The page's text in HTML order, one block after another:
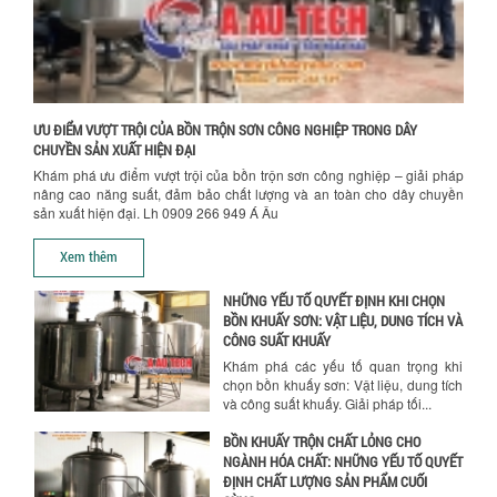
Chính sách bảo hành
ƯU ĐIỂM VƯỢT TRỘI CỦA BỒN TRỘN SƠN CÔNG NGHIỆP TRONG DÂY
CHUYỀN SẢN XUẤT HIỆN ĐẠI
Khám phá ưu điểm vượt trội của bồn trộn sơn công nghiệp – giải pháp
nâng cao năng suất, đảm bảo chất lượng và an toàn cho dây chuyền
sản xuất hiện đại. Lh 0909 266 949 Á Âu
Xem thêm
SƠN CÔNG NGHIỆP HIỆN ĐẠI
Khám phá cách máy trộn sơn công
nghiệp giúp doanh nghiệp tiết kiệm
nguyên liệu, nhân công và chi phí vận
hành. Giải...
NHỮNG TIÊU CHÍ QUAN TRỌNG KHI LỰA
NHÀ MÁY
Khám phá những tiêu chí quan trọng
giúp doanh nghiệp lựa chọn máy khuấy
NHỮNG YẾU TỐ QUYẾT ĐỊNH KHI CHỌN
BỒN KHUẤY SƠN: VẬT LIỆU, DUNG TÍCH VÀ
CÔNG SUẤT KHUẤY
Khám phá các yếu tố quan trọng khi
chọn bồn khuấy sơn: Vật liệu, dung tích
và công suất khuấy. Giải pháp tối...
BỒN KHUẤY TRỘN CHẤT LỎNG CHO
NGÀNH HÓA CHẤT: NHỮNG YẾU TỐ QUYẾT
ĐỊNH CHẤT LƯỢNG SẢN PHẨM CUỐI